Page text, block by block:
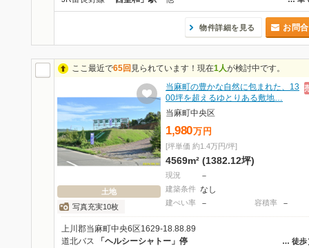
物件詳細を見る お問
ここ最近で65回 見られています！現在1人が検討中です。
土地
写真充実10枚
当麻町の豊かな自然に包まれた、13
00坪を超えるゆとりある敷地…
当麻町中央区
1,980万 円
[坪単価 約1.4万円/坪]
4569m² (1382.12坪)
現況 －
建築条件 なし
建ぺい率 － 容積率 －
上川郡当麻町中央6区1629-18.88.89
… 徒歩
道北バス 「ヘルシーシャトー」停